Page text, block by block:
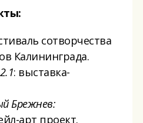
сотворчества
Калининграда.
: выставка-
Брежнев:
арт проект.